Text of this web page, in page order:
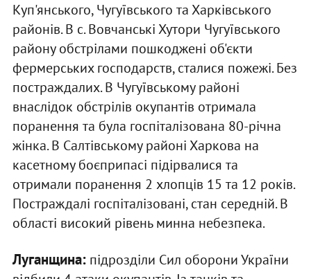
Куп'янського, Чугуївського та Харківського
районів. В с. Вовчанські Хутори Чугуївського
району обстрілами пошкоджені об'єкти
фермерських господарств, сталися пожежі. Без
постраждалих. В Чугуївському районі
внаслідок обстрілів окупантів отримала
поранення та була госпіталізована 80-річна
жінка. В Салтівському районі Харкова на
касетному боєприпасі підірвалися та
отримали поранення 2 хлопців 15 та 12 років.
Постраждалі госпіталізовані, стан середній. В
області високий рівень минна небезпека.
Луганщина:підрозділи Сил оборони України